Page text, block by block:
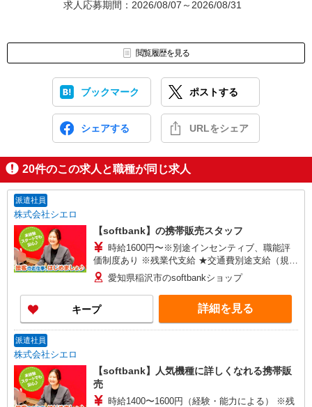
求人応募期間：2026/08/07～2026/08/31
閲覧履歴を見る
ブックマーク ポストする
シェアする URLをシェア
20件のこの求人と職種が同じ求人
派遣社員
株式会社シエロ
【softbank】の携帯販売スタッフ
時給1600円〜※別途インセンティブ、職能評
価制度あり ※残業代支給 ★交通費別途支給（規定
あり） ゜+゜・。○。・゜+゜・。○。・゜+゜ 入
社祝い金10万円支給(規定有) お友達を紹介頂くと,
インセンティブ支給(規定有) ★月2回払い・週払い
可能（規程有）★ ゜・。○。・゜+゜・。○。・゜
+゜
愛知県稲沢市のsoftbankショップ
キープ 詳細を見る
派遣社員
株式会社シエロ
【softbank】人気機種に詳しくなれる携帯販
売
時給1400〜1600円（経験・能力による） ※残